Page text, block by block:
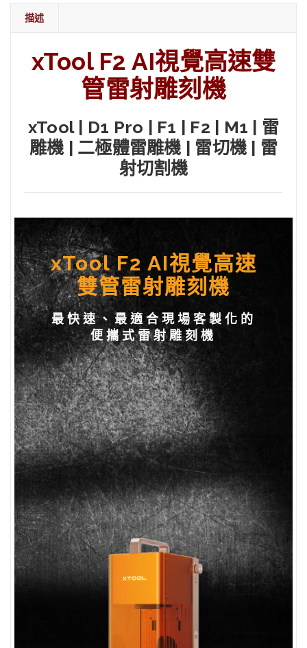
描述
xTool F2 AI視覺高速雙
管雷射雕刻機
xTool | D1 Pro | F1 | F2 | M1 | 雷
雕機 | 二極體雷雕機 | 雷切機 | 雷
射切割機
xTool F2 AI視覺高速
雙管雷射雕刻機
最快速、最適合現場客製化的
便攜式雷射雕刻機